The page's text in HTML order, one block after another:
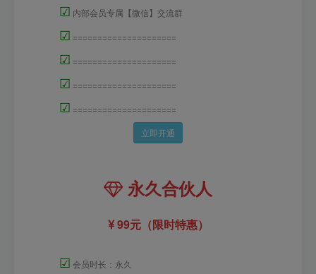
☑ 内部会员专属【微信】交流群
☑ =====================
☑ =====================
☑ =====================
☑ =====================
立即开通
永久合伙人
99元（限时特惠）
☑ 会员时长：永久